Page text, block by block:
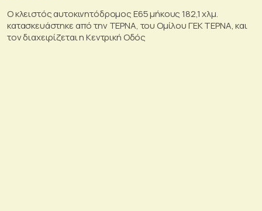
Ο κλειστός αυτοκινητόδρομος Ε65 μήκους 182,1 χλμ.
κατασκευάστηκε από την ΤΕΡΝΑ, του Ομίλου ΓΕΚ ΤΕΡΝΑ, και
τον διαχειρίζεται η Κεντρική Οδός